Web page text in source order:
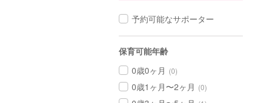
予約可能なサポーター
保育可能年齢
0歳0ヶ月 (0)
0歳1ヶ月〜2ヶ月 (0)